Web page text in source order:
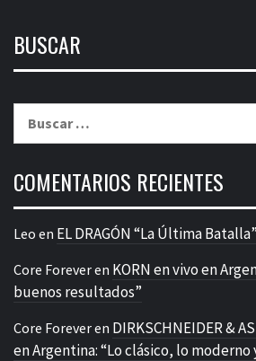
BUSCAR
COMENTARIOS RECIENTES
Leo en EL DRAGÓN “La Última Batalla”
Core Foreveren KORN en vivo en
buenos resultados”
Core Foreveren DIRKSCHNEIDER &
en Argentina: “Lo clásico, lo moderno